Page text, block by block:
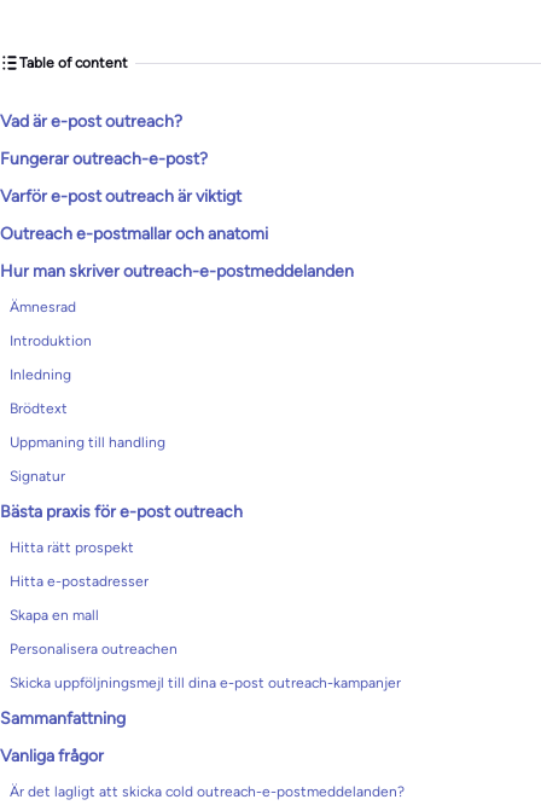
Table of content
Vad är e-post outreach?
Fungerar outreach-e-post?
Varför e-post outreach är viktigt
Outreach e-postmallar och anatomi
Hur man skriver outreach-e-postmeddelanden
Ämnesrad
Introduktion
Inledning
Brödtext
Uppmaning till handling
Signatur
Bästa praxis för e-post outreach
Hitta rätt prospekt
Hitta e-postadresser
Skapa en mall
Personalisera outreachen
Skicka uppföljningsmejl till dina e-post outreach-kampanjer
Sammanfattning
Vanliga frågor
Är det lagligt att skicka cold outreach-e-postmeddelanden?